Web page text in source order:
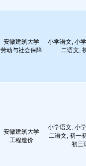
安徽建筑大学
劳动与社会保障
小学语文, 小
二语文,
安徽建筑大学
工程造价
小学语文, 小
二语文, 初一
初三